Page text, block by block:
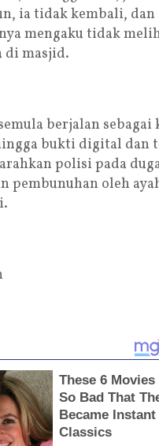
ia tidak kembali, dan
mengaku tidak
di masjid.
berjalan sebagai
bukti digital dan
polisi pada
pembunuhan oleh